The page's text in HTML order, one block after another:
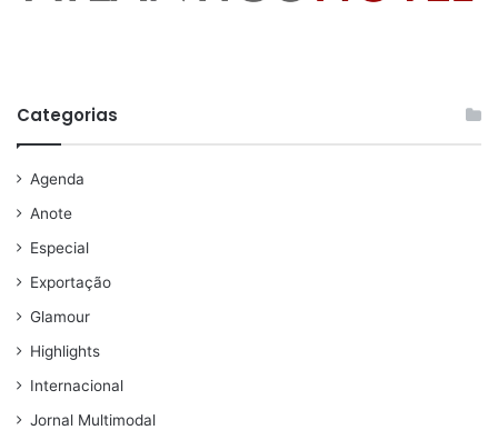
Categorias
Agenda
Anote
Especial
Exportação
Glamour
Highlights
Internacional
Jornal Multimodal